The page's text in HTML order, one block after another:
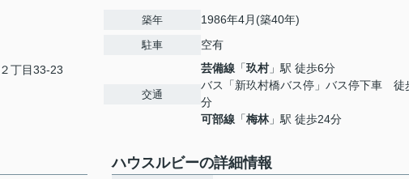
２丁目33-23
築年 1986年4月(築40年)
駐車 空有
交通
芸備線 「玖村」駅 徒歩6分
バス「新玖村橋バス停」バス停下車 徒
分
可部線 「梅林」駅 徒歩24分
ハウスルビーの詳細情報